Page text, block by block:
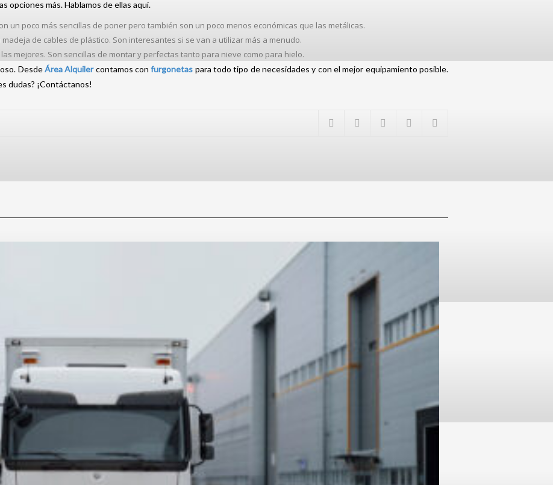
opciones más. Hablamos de ellas aquí.
un poco más sencillas de poner pero también son un poco menos económicas que las metálicas.
de cables de plástico. Son interesantes si se van a utilizar más a menudo.
mejores. Son sencillas de montar y perfectas tanto para nieve como para hielo.
DesdeÁrea Alquilercontamos confurgonetas para todo tipo de necesidades y con el mejor equipamiento posible.
dudas? ¡Contáctanos!